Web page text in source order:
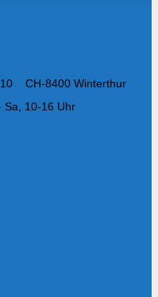
CH-8400 Winterthur
Sa, 10-16 Uhr